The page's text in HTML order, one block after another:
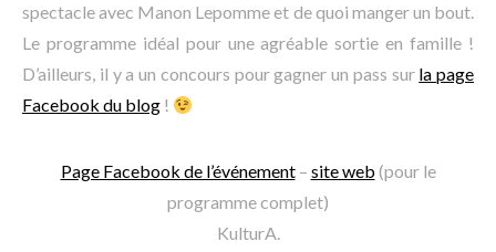
spectacle avec Manon Lepomme et de quoi manger un bout.
Le programme idéal pour une agréable sortie en famille !
D’ailleurs, il y a un concours pour gagner un pass sur la page
Facebook du blog !
Page Facebook de l’événement– site web (pour le
programme complet)
KulturA.